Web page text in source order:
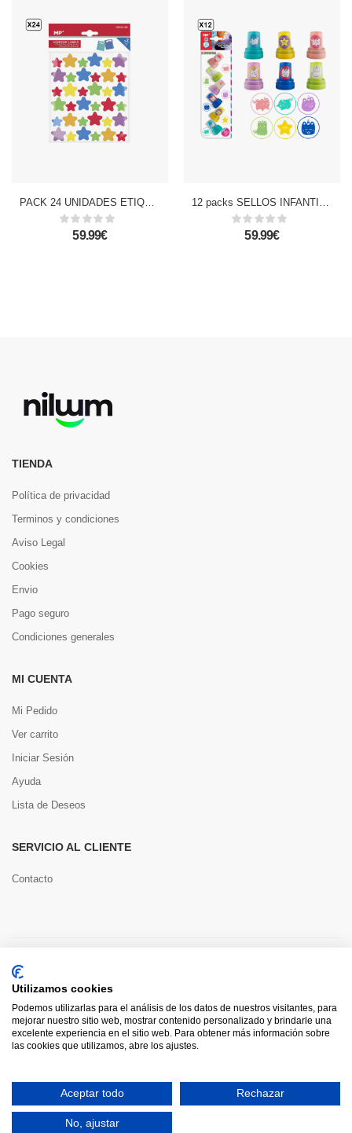
PACK 24 UNIDADES ETIQUETAS ADHESIVAS PERSONALIZABLES DECORADAS DISEÑO ESTRELLAS PEQUEÑAS Y GRANDES (SET 2 UDS)
59.99€
12 packs SELLOS INFANTILES UNICORNIOS 6 Uds.
59.99€
TIENDA
Política de privacidad
Terminos y condiciones
Aviso Legal
Cookies
Envio
Pago seguro
Condiciones generales
MI CUENTA
Mi Pedido
Ver carrito
Iniciar Sesión
Ayuda
Lista de Deseos
SERVICIO AL CLIENTE
Contacto
0
Utilizamos cookies
Podemos utilizarlas para el análisis de los datos de nuestros visitantes, para
mejorar nuestro sitio web, mostrar contenido personalizado y brindarle una
excelente experiencia en el sitio web. Para obtener más información sobre
las cookies que utilizamos, abre los ajustes.
Aceptar todo Rechazar
No, ajustar